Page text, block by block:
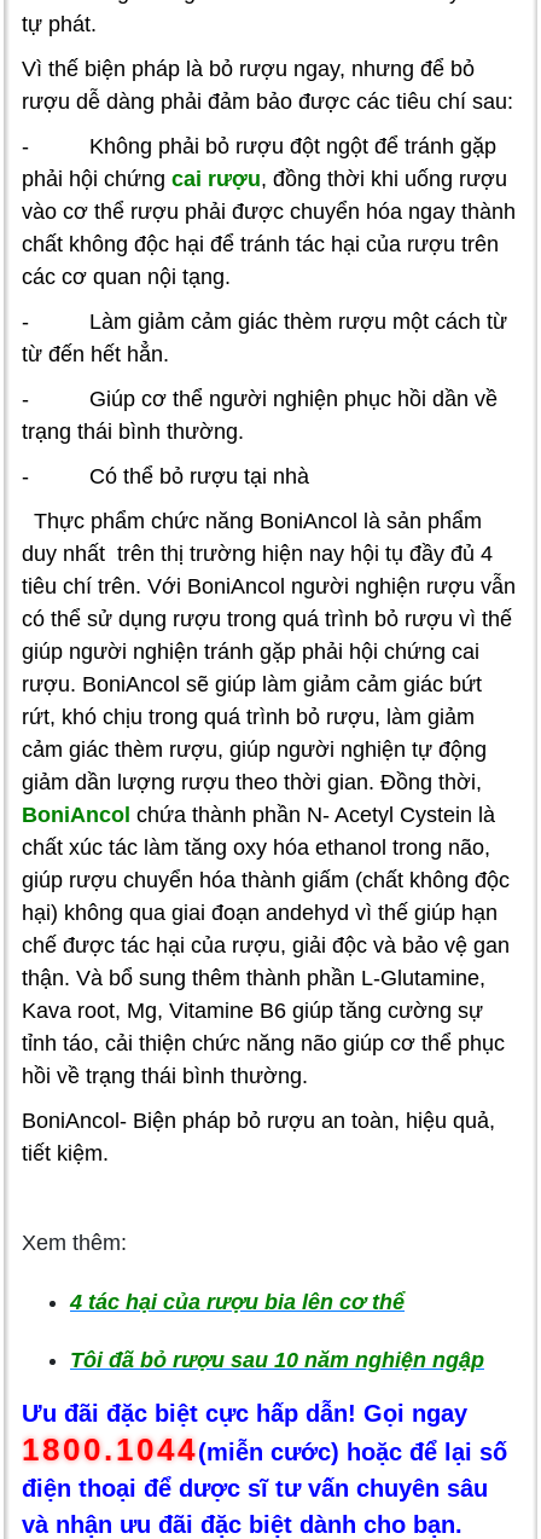
tự phát.
Vì thế biện pháp là bỏ rượu ngay, nhưng để bỏ
rượu dễ dàng phải đảm bảo được các tiêu chí sau:
- Không phải bỏ rượu đột ngột để tránh gặp
phải hội chứng cai rượu, đồng thời khi uống rượu
vào cơ thể rượu phải được chuyển hóa ngay thành
chất không độc hại để tránh tác hại của rượu trên
các cơ quan nội tạng.
- Làm giảm cảm giác thèm rượu một cách từ
từ đến hết hẳn.
- Giúp cơ thể người nghiện phục hồi dần về
trạng thái bình thường.
- Có thể bỏ rượu tại nhà
Thực phẩm chức năng BoniAncol
là sản phẩm
duy nhất trên thị trường hiện nay hội tụ đầy đủ 4
tiêu chí trên. Với BoniAncol người nghiện rượu vẫn
có thể sử dụng rượu trong quá trình bỏ rượu vì thế
giúp người nghiện tránh gặp phải hội chứng cai
rượu. BoniAncol sẽ giúp làm giảm cảm giác bứt
rứt, khó chịu trong quá trình bỏ rượu, làm giảm
cảm giác thèm rượu, giúp người nghiện tự động
giảm dần lượng rượu theo thời gian. Đồng thời,
BoniAncol chứa thành phần N- Acetyl Cystein là
chất xúc tác làm tăng oxy hóa ethanol trong não,
giúp rượu chuyển hóa thành giấm (chất không độc
hại) không qua giai đoạn andehyd vì thế giúp hạn
chế được tác hại của rượu, giải độc và bảo vệ gan
thận. Và bổ sung thêm thành phần L-Glutamine,
Kava root, Mg, Vitamine B6 giúp tăng cường sự
tỉnh táo, cải thiện chức năng não giúp cơ thể phục
hồi về trạng thái bình thường.
BoniAncol- Biện pháp bỏ rượu an toàn, hiệu quả,
tiết kiệm.
Xem thêm:
4 tác hại của rượu bia lên cơ thể
Tôi đã bỏ rượu sau 10 năm nghiện ngập
Ưu đãi đặc biệt cực hấp dẫn! Gọi ngay
1800.1044(miễn cước) hoặc để lại số
điện thoại để dược sĩ tư vấn chuyên sâu
và nhận ưu đãi đặc biệt dành cho bạn.